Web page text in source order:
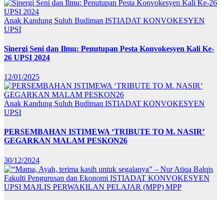
Anak Kandung Suluh Budiman ISTIADAT KONVOKESYEN
UPSI
Sinergi Seni dan Ilmu: Penutupan Pesta Konvokesyen Kali Ke-
26 UPSI 2024
12/01/2025
Anak Kandung Suluh Budiman ISTIADAT KONVOKESYEN
UPSI
PERSEMBAHAN ISTIMEWA ‘TRIBUTE TO M. NASIR’
GEGARKAN MALAM PESKON26
30/12/2024
Fakulti Pengurusan dan Ekonomi ISTIADAT KONVOKESYEN
UPSI MAJLIS PERWAKILAN PELAJAR (MPP) MPP